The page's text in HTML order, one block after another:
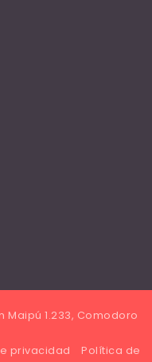
Maipú 1.233, Comodoro
privacidad
Política de